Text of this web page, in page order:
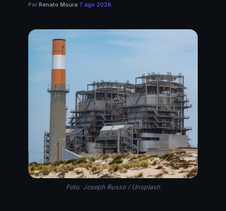
Por Renato Moura·7 ago 2026
Foto: Joseph Russo / Unsplash